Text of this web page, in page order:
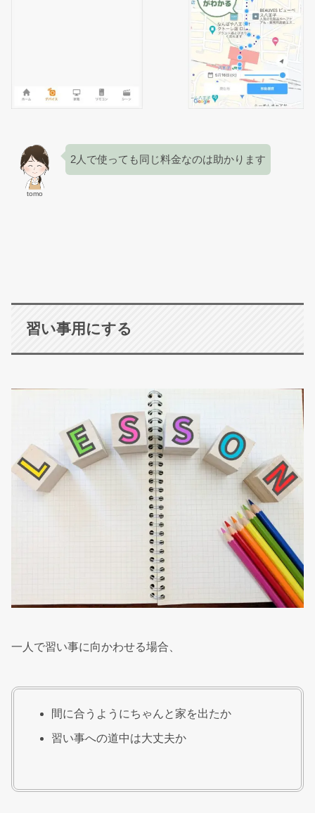
tomo
2人で使っても同じ料金なのは助かります
習い事用にする
一人で習い事に向かわせる場合、
間に合うようにちゃんと家を出たか
習い事への道中は大丈夫か